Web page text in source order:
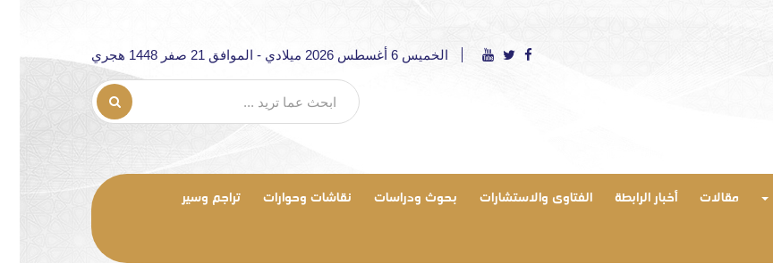
الخميس 6 أغسطس 2026 ميلادي - الموافق 21 صفر 1448 هجري
مقالات أخبار الرابطة الفتاوى والاستشارات بحوث ودراسات نقاشات وحوارات
تراجم وسير